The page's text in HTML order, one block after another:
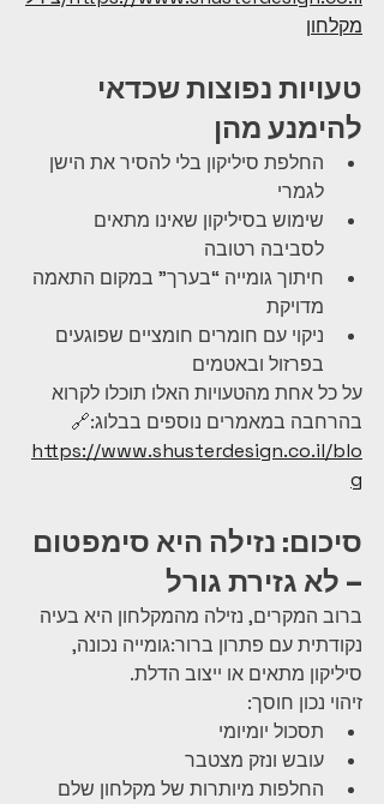
מקלחון
טעויות נפוצות שכדאי
להימנע מהן
החלפת סיליקון בלי להסיר את הישן
לגמרי
שימוש בסיליקון שאינו מתאים
לסביבה רטובה
חיתוך גומייה “בערך” במקום התאמה
מדויקת
ניקוי עם חומרים חומציים שפוגעים
בפרזול ובאטמים
על כל אחת מהטעויות האלו תוכלו לקרוא
בהרחבה במאמרים נוספים בבלוג:🔗
https://www.shusterdesign.co.il/blo
g
סיכום: נזילה היא סימפטום
– לא גזירת גורל
ברוב המקרים, נזילה מהמקלחון היא בעיה
נקודתית עם פתרון ברור:גומייה נכונה,
סיליקון מתאים או ייצוב הדלת.
זיהוי נכון חוסך:
תסכול יומיומי
עובש ונזק מצטבר
החלפות מיותרות של מקלחון שלם